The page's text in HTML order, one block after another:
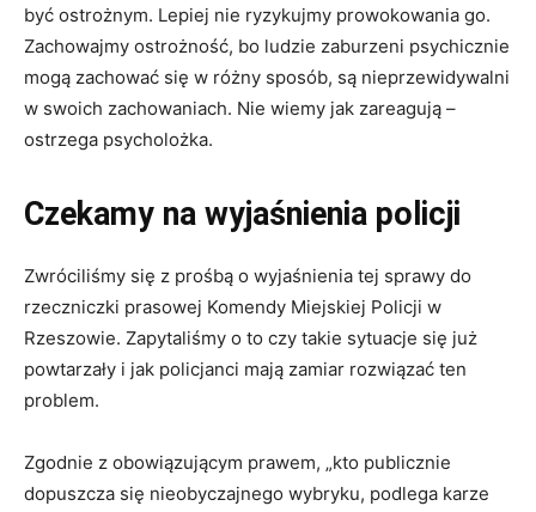
być ostrożnym. Lepiej nie ryzykujmy prowokowania go.
Zachowajmy ostrożność, bo ludzie zaburzeni psychicznie
mogą zachować się w różny sposób, są nieprzewidywalni
w swoich zachowaniach. Nie wiemy jak zareagują –
ostrzega psycholożka.
Czekamy na wyjaśnienia policji
Zwróciliśmy się z prośbą o wyjaśnienia tej sprawy do
rzeczniczki prasowej Komendy Miejskiej Policji w
Rzeszowie. Zapytaliśmy o to czy takie sytuacje się już
powtarzały i jak policjanci mają zamiar rozwiązać ten
problem.
Zgodnie z obowiązującym prawem, „kto publicznie
dopuszcza się nieobyczajnego wybryku, podlega karze